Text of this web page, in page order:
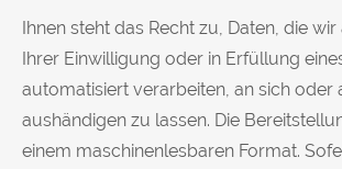
Ihnen steht das Recht zu, Daten, die
Ihrer Einwilligung oder in Erfüllung
automatisiert verarbeiten, an sich oder
aushändigen zu lassen. Die
einem maschinenlesbaren Format.